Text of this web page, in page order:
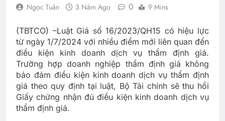
Ngọc Tuân 3 Năm Ago 0 9 Mins
(TBTCO) –Luật Giá số 16/2023/QH15 có hiệu lực
từ ngày 1/7/2024 với nhiều điểm mới liên quan đến
điều kiện kinh doanh dịch vụ thẩm định giá.
Trường hợp doanh nghiệp thẩm định giá không
bảo đảm điều kiện kinh doanh dịch vụ thẩm định
giá theo quy định tại luật, Bộ Tài chính sẽ thu hồi
Giấy chứng nhận đủ điều kiện kinh doanh dịch vụ
thẩm định giá.